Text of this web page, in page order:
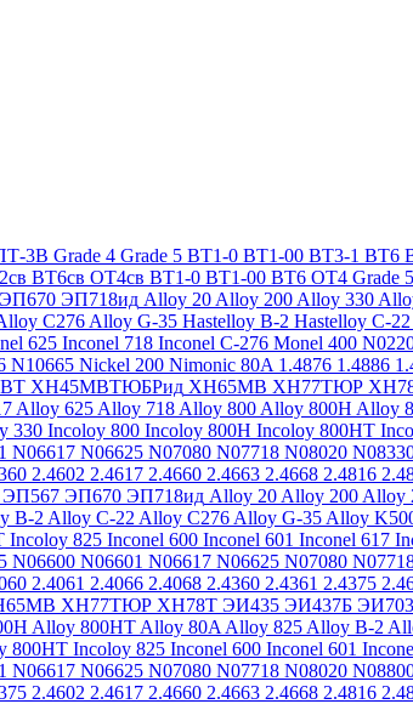
3В Grade 4 Grade 5 ВТ1-0 ВТ1-00 ВТ3-1 ВТ6
ВТ6св ОТ4св ВТ1-0 ВТ1-00 ВТ6 ОТ4 Grade 5
ЭП670 ЭП718ид Alloy 20 Alloy 200 Alloy 330
C276 Alloy G-35 Hastelloy B-2 Hastelloy C-22
625 Inconel 718 Inconel C-276 Monel 400
N10665 Nickel 200 Nimonic 80A 1.4876 1.4886
ХН45МВТЮБРид ХН65МВ ХН77ТЮР
Alloy 625 Alloy 718 Alloy 800 Alloy 800H Alloy
330 Incoloy 800 Incoloy 800H Incoloy 800HT
N06617 N06625 N07080 N07718 N08020
2.4602 2.4617 2.4660 2.4663 2.4668 2.4816
ЭП567 ЭП670 ЭП718ид Alloy 20 Alloy 200 Alloy
B-2 Alloy C-22 Alloy C276 Alloy G-35 Alloy
Incoloy 825 Inconel 600 Inconel 601 Inconel 617
N06600 N06601 N06617 N06625 N07080
2.4061 2.4066 2.4068 2.4360 2.4361 2.4375
ХН77ТЮР ХН78Т ЭИ435 ЭИ437Б ЭИ703
Alloy 800HT Alloy 80A Alloy 825 Alloy B-2
800HT Incoloy 825 Inconel 600 Inconel 601
N06617 N06625 N07080 N07718 N08020
2.4602 2.4617 2.4660 2.4663 2.4668 2.4816